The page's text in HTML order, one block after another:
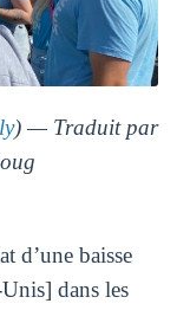
) — Traduit par
d’une baisse
dans les